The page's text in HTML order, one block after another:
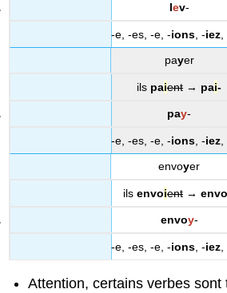
lev-
-e, -es, -e, -ions , -iez
payer
ils paient → pai-
pay-
-e, -es, -e, -ions , -iez
envoyer
ils envoient → envo
envoy-
-e, -es, -e, -ions , -iez
Attention, certains verbes sont